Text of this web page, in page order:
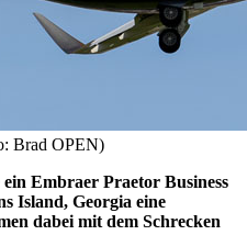
Brad OPEN)
Embraer Praetor Business
Island, Georgia eine
dabei mit dem Schrecken